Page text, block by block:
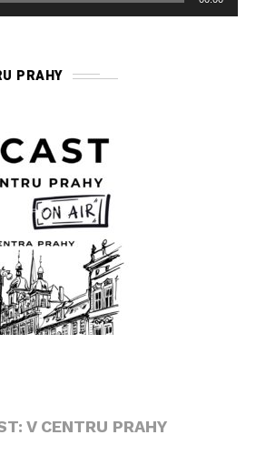
PRAHY
V CENTRU PRAHY